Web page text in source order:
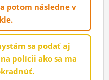
potom následne v
sa podať aj
polícii ako sa ma